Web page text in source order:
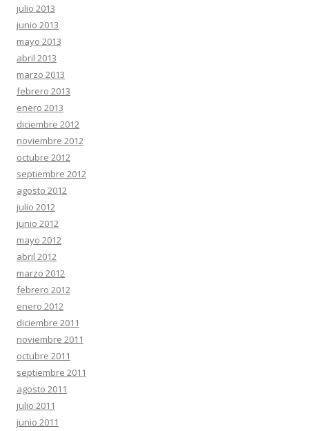
julio 2013
junio 2013
mayo 2013
abril 2013
marzo 2013
febrero 2013
enero 2013
diciembre 2012
noviembre 2012
octubre 2012
septiembre 2012
agosto 2012
julio 2012
junio 2012
mayo 2012
abril 2012
marzo 2012
febrero 2012
enero 2012
diciembre 2011
noviembre 2011
octubre 2011
septiembre 2011
agosto 2011
julio 2011
junio 2011